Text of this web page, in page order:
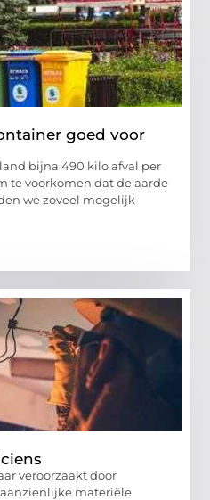
goed voor
bijna 490 kilo afval per
te voorkomen dat de aarde
we zoveel mogelijk
veroorzaakt door
materiële